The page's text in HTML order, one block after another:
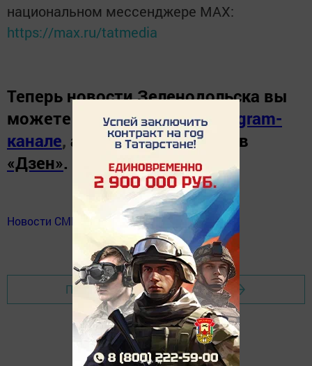
национальном мессенджере MАХ:
https://max.ru/tatmedia
Теперь новости Зеленодольска вы
можете узнать в нашемTelegram-
канале, а также читайте нас в
«Дзен».
Новости СМИ2
Перейти на страницу новости